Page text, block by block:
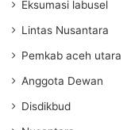
Eksumasi labusel
Lintas Nusantara
Pemkab aceh utara
Anggota Dewan
Disdikbud